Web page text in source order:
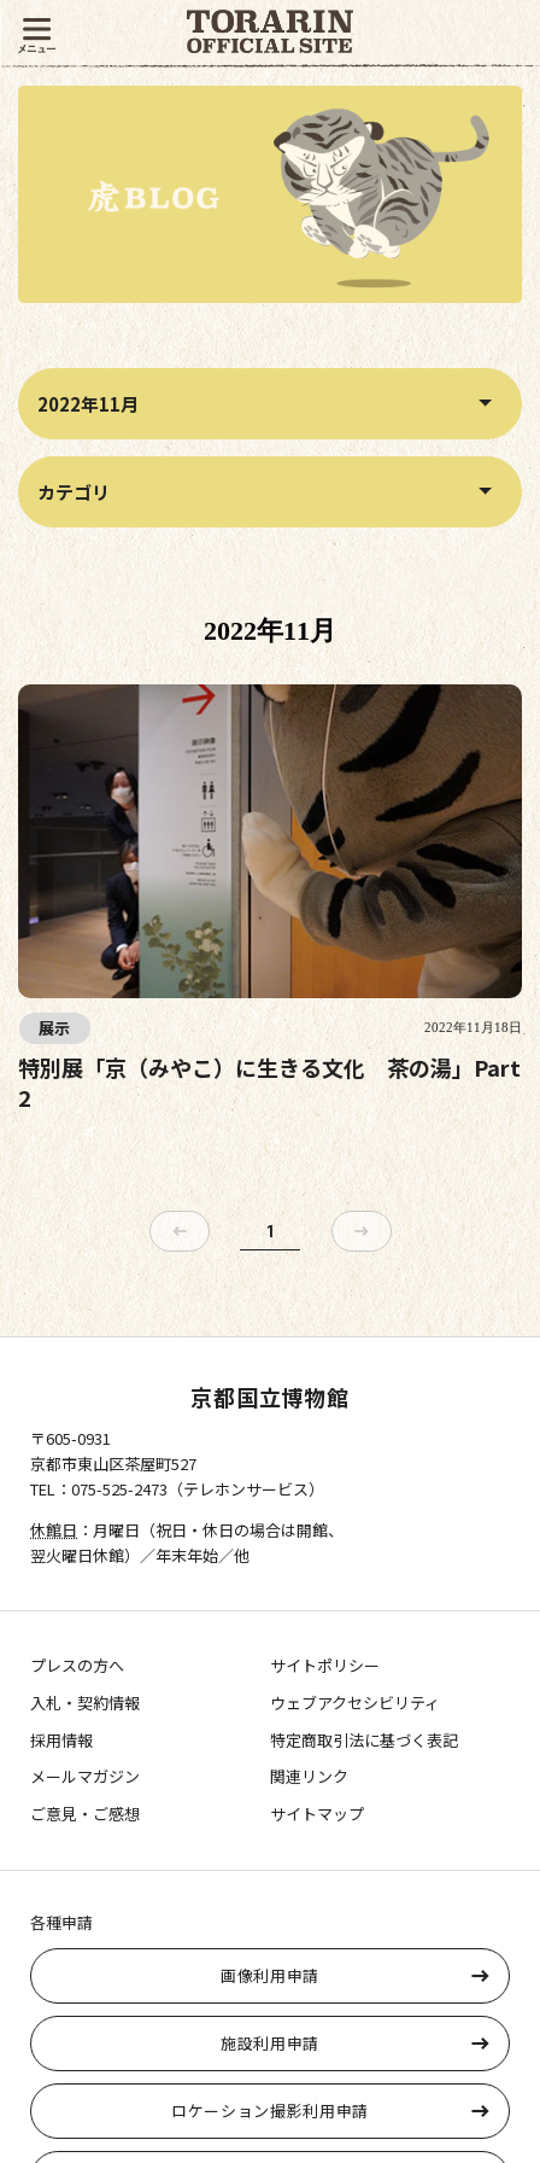
月別アーカイブから記事を絞り込む
カテゴリから記事を絞り込む
2022年11月
展示 2022年11月18日
特別展「京（みやこ）に生きる文化 茶の湯」Part
2
1
京都国立博物館
〒605-0931
京都市東山区茶屋町527
TEL：075-525-2473（テレホンサービス）
休館日 ：月曜日（祝日・休日の場合は開館、
翌火曜日休館）／年末年始／他
プレスの方へ
サイトポリシー
入札・契約情報
ウェブアクセシビリティ
採用情報
特定商取引法に基づく表記
メールマガジン
関連リンク
ご意見・ご感想
サイトマップ
各種申請
画像利用申請
施設利用申請
ロケーション撮影利用申請